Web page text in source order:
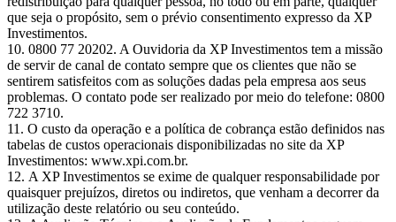
que seja o propósito, sem o prévio consentimento expresso da XP
Investimentos.
0800 77 20202. A Ouvidoria da XP Investimentos tem a missão
de servir de canal de contato sempre que os clientes que não se
sentirem satisfeitos com as soluções dadas pela empresa aos seus
problemas. O contato pode ser realizado por meio do telefone: 0800
722 3710.
O custo da operação e a política de cobrança estão definidos nas
tabelas de custos operacionais disponibilizadas no site da XP
Investimentos: www.xpi.com.br.
A XP Investimentos se exime de qualquer responsabilidade por
quaisquer prejuízos, diretos ou indiretos, que venham a decorrer da
utilização deste relatório ou seu conteúdo.